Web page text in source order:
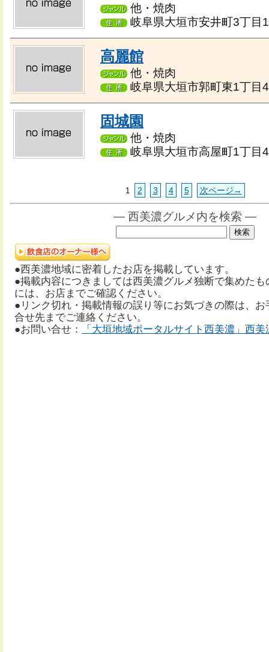
他・焼肉
岐阜県大垣市安井町3丁目
高麗館
他・焼肉
岐阜県大垣市郭町東1丁目
固城園
他・焼肉
岐阜県大垣市高屋町1丁目
1 2 3 4 5 次ページ→
― 西美濃グルメ内を検索 ―
●西美濃地域に密着したお店を掲載しています。
●掲載内容につきましては西美濃グルメ独断で集めた
には、お店までご確認ください。
●リンク切れ・掲載情報の誤り等にお気づきの際は、
合せ先までご連絡ください。
●お問い合せ：
「大垣地域ポータルサイト西美濃」西